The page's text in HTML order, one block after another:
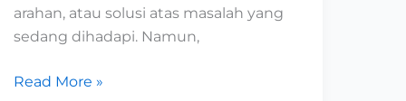
arahan, atau solusi atas masalah yang
sedang dihadapi. Namun,
Read More »